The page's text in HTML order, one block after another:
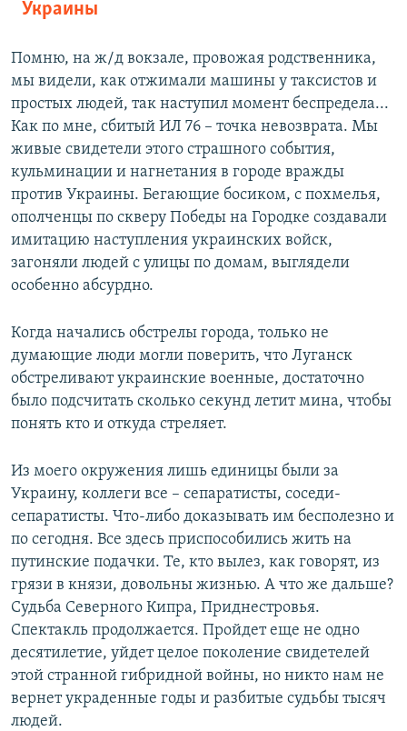
Украины
Помню, на ж/д вокзале, провожая родственника,
мы видели, как отжимали машины у таксистов и
простых людей, так наступил момент беспредела...
Как по мне, сбитый ИЛ 76 – точка невозврата. Мы
живые свидетели этого страшного события,
кульминации и нагнетания в городе вражды
против Украины. Бегающие босиком, с похмелья,
ополченцы по скверу Победы на Городке создавали
имитацию наступления украинских войск,
загоняли людей с улицы по домам, выглядели
особенно абсурдно.
Когда начались обстрелы города, только не
думающие люди могли поверить, что Луганск
обстреливают украинские военные, достаточно
было подсчитать сколько секунд летит мина, чтобы
понять кто и откуда стреляет.
Из моего окружения лишь единицы были за
Украину, коллеги все – сепаратисты, соседи-
сепаратисты. Что-либо доказывать им бесполезно и
по сегодня. Все здесь приспособились жить на
путинские подачки. Те, кто вылез, как говорят, из
грязи в князи, довольны жизнью. А что же дальше?
Судьба Северного Кипра, Приднестровья.
Спектакль продолжается. Пройдет еще не одно
десятилетие, уйдет целое поколение свидетелей
этой странной гибридной войны, но никто нам не
вернет украденные годы и разбитые судьбы тысяч
людей.